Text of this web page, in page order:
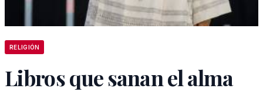
RELIGIÓN
Libros que sanan el alma